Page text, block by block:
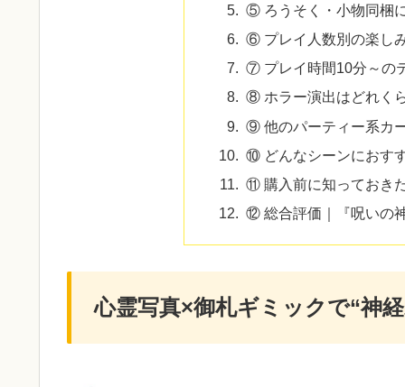
⑤ ろうそく・小物同梱
⑥ プレイ人数別の楽し
⑦ プレイ時間10分～の
⑧ ホラー演出はどれく
⑨ 他のパーティー系カ
⑩ どんなシーンにおす
⑪ 購入前に知っておき
⑫ 総合評価｜『呪いの
心霊写真×御札ギミックで“神